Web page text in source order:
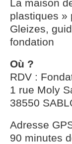
La maison
plastiques »
Gleizes,
fondation
Où ?
RDV :
1 rue Moly
38550
Adresse
90 minutes